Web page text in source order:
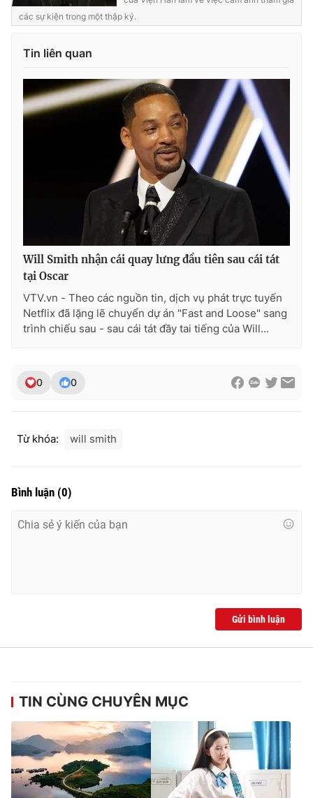
Đài Truyền hình Việt Nam
Cơ quan báo chí:Thời báo VTV
Giấy phép hoạt động báo in và báo điện tử số 483/GP-BTTTT
cấp ngày 29/12/2023
Tổng Biên tập:Vũ Thanh Thủy
Phó Tổng Biên tập: Nguyễn Thị Mỹ Hạnh, Phạm Quốc Thắng,
Nguyễn Trọng Ninh
Tổng đài VTV:024.38 355 931 - 024.38 355 932
Ðiện thoại Thời báo VTV:024.66 897 897
các sự kiện trong một thập kỷ.
Tin liên quan
Will Smith nhận cái quay lưng đầu tiên sau cái tát
tại Oscar
VTV.vn - Theo các nguồn tin, dịch vụ phát trực tuyến
Netflix đã lặng lẽ chuyển dự án "Fast and Loose" sang
trình chiếu sau - sau cái tát đầy tai tiếng của Will...
0 0
Từ khóa: will smith
Bình luận (0)
Gửi bình luận
TIN CÙNG CHUYÊN MỤC